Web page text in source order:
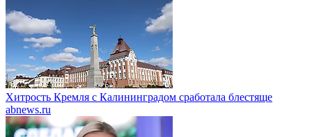
Хитрость Кремля с Калининградом сработала блестяще
abnews.ru